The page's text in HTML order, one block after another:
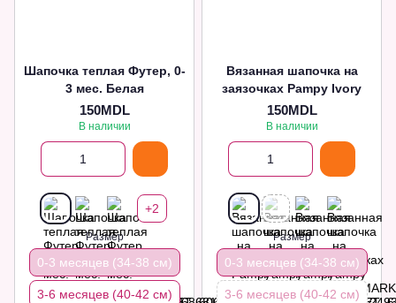
Шапочка теплая Футер, 0-
3 мес. Белая
150MDL
В наличии
+2
Размер
0-3 месяцев (34-38 см)
3-6 месяцев (40-42 см)
Вязанная шапочка на
заязочках Pampy Ivory
150MDL
В наличии
Размер
0-3 месяцев (34-38 см)
3-6 месяцев (40-42 см)